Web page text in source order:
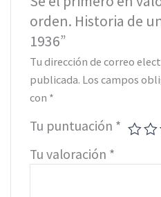
orden. Historia de
1936”
Tu dirección de correo
publicada. Los campos
con *
Tu puntuación *
Tu valoración *